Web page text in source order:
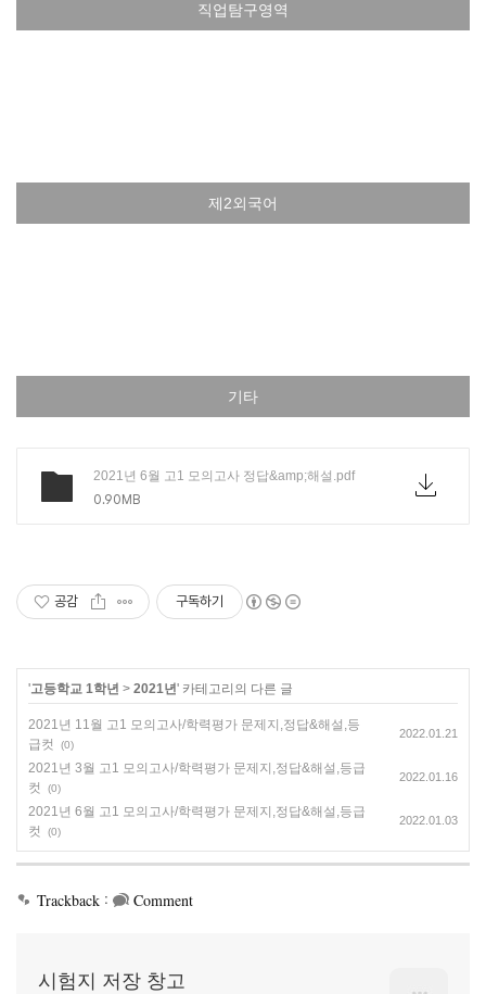
직업탐구영역
제2외국어
기타
2021년 6월 고1 모의고사 정답&amp;해설.pdf
0.90MB
공감 구독하기
'고등학교 1학년 > 2021년' 카테고리의 다른 글
2021년 11월 고1 모의고사/학력평가 문제지,정답&해설,등
급컷
(0)
2022.01.21
2021년 3월 고1 모의고사/학력평가 문제지,정답&해설,등급
컷
(0)
2022.01.16
2021년 6월 고1 모의고사/학력평가 문제지,정답&해설,등급
컷
(0)
2022.01.03
Trackback : Comment
시험지 저장 창고